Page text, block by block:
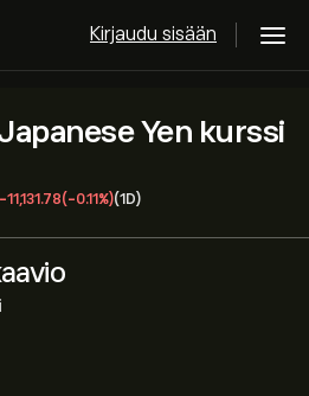
Kirjaudu sisään
Yen kurssi
-11,131.78(-0.11%)(1D)